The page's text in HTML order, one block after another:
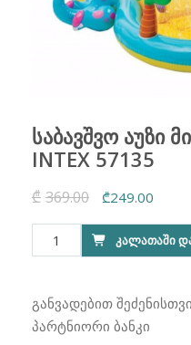
საბავშვო აუზი
INTEX 57135
₾ 369.00
Original
price
was:
₾249.00
price
is:
რაოდენობა:
საბავშვო
მინი
აკვაპარკი
ᲙᲐᲚᲐᲗᲐᲨᲘ
განვადებით
პარტნიორი ბანკი